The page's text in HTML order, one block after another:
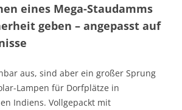
eines Mega-Staudamms
geben – angepasst auf
aus, sind aber ein großer Sprung
Lampen für Dorfplätze in
Indiens. Vollgepackt mit